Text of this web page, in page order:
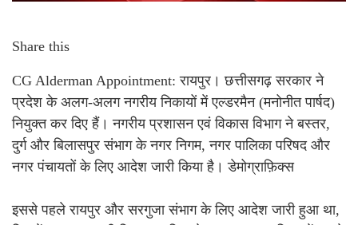
Share this
CG Alderman Appointment: रायपुर। छत्तीसगढ़ सरकार ने
प्रदेश के अलग-अलग नगरीय निकायों में एल्डरमैन (मनोनीत पार्षद)
नियुक्त कर दिए हैं। नगरीय प्रशासन एवं विकास विभाग ने बस्तर,
दुर्ग और बिलासपुर संभाग के नगर निगम, नगर पालिका परिषद और
नगर पंचायतों के लिए आदेश जारी किया है। डेमोग्राफ़िक्स
इससे पहले रायपुर और सरगुजा संभाग के लिए आदेश जारी हुआ था,